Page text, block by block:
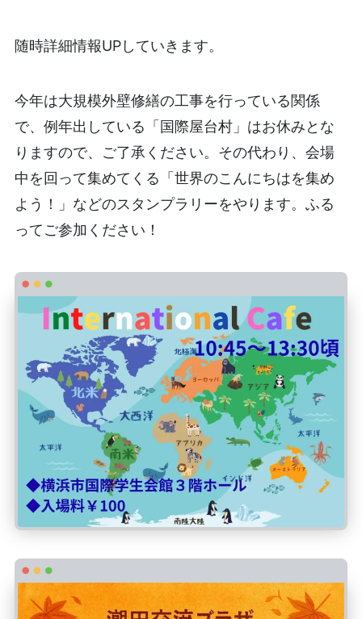
随時詳細情報UPしていきます。
今年は大規模外壁修繕の工事を行っている関係
で、例年出している「国際屋台村」はお休みとな
りますので、ご了承ください。その代わり、会場
中を回って集めてくる「世界のこんにちはを集め
よう！」などのスタンプラリーをやります。ふる
ってご参加ください！